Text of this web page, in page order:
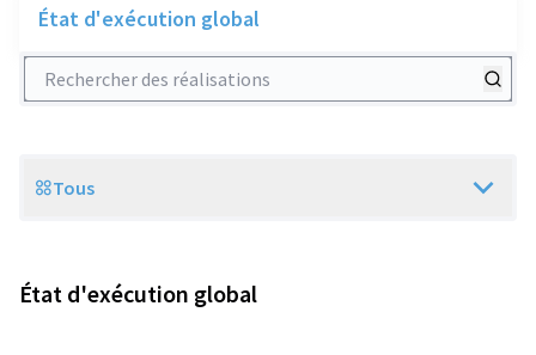
État d'exécution global
Rechercher des réalisations
Scope
Tous
État d'exécution global